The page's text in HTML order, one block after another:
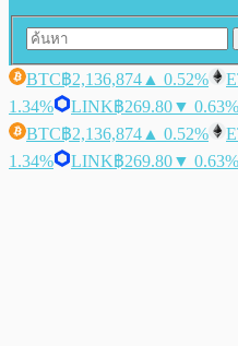
BTC฿2,136,874 ▲ 0.52%
1.34%
LINK฿269.80▼ 0.63%
BTC฿2,136,874 ▲ 0.52%
1.34%
LINK฿269.80▼ 0.63%